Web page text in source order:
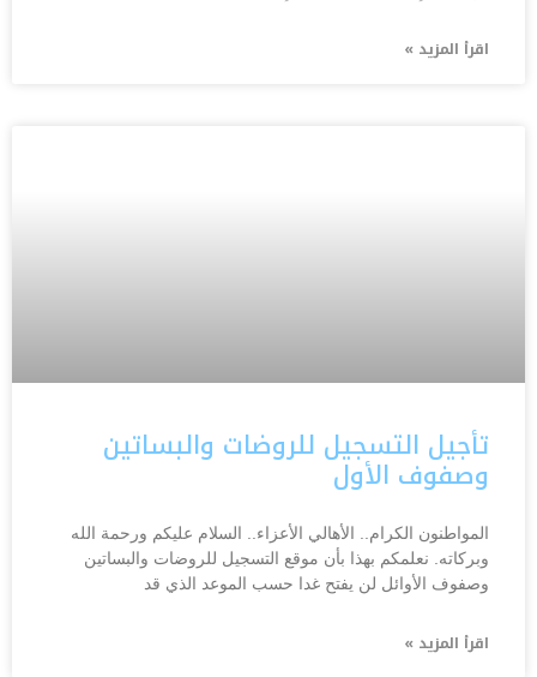
اقرأ المزيد »
تأجيل التسجيل للروضات والبساتين
وصفوف الأول
المواطنون الكرام.. الأهالي الأعزاء.. السلام عليكم ورحمة الله
وبركاته. نعلمكم بهذا بأن موقع التسجيل للروضات والبساتين
وصفوف الأوائل لن يفتح غدا حسب الموعد الذي قد
اقرأ المزيد »